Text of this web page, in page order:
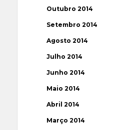
Outubro 2014
Setembro 2014
Agosto 2014
Julho 2014
Junho 2014
Maio 2014
Abril 2014
Março 2014